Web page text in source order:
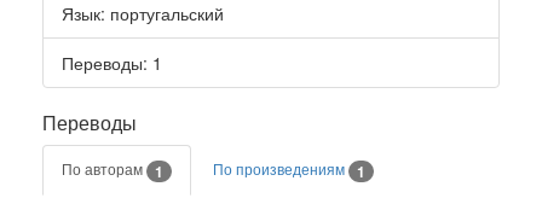
Язык: португальский
Переводы: 1
Переводы
По авторам 1 По произведениям 1